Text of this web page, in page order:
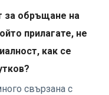
за обръщане на
прилагате, не
как се
свързана с